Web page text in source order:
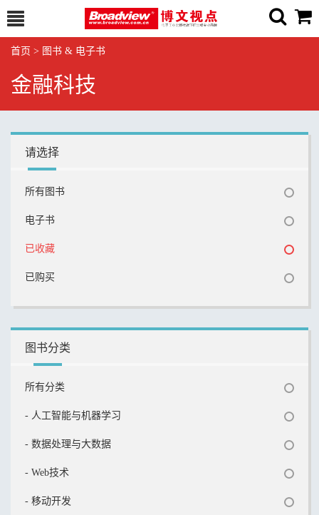
首页 > 图书 & 电子书
金融科技
请选择
所有图书
电子书
已收藏
已购买
图书分类
所有分类
- 人工智能与机器学习
- 数据处理与大数据
- Web技术
- 移动开发